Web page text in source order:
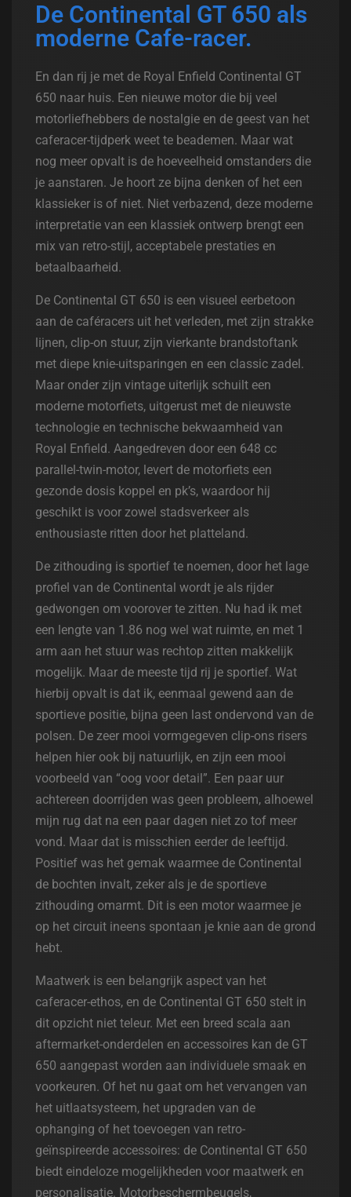
De Continental GT 650 als
moderne Cafe-racer.
En dan rij je met de Royal Enfield Continental GT
650 naar huis. Een nieuwe motor die bij veel
motorliefhebbers de nostalgie en de geest van het
caferacer-tijdperk weet te beademen. Maar wat
nog meer opvalt is de hoeveelheid omstanders die
je aanstaren. Je hoort ze bijna denken of het een
klassieker is of niet. Niet verbazend, deze moderne
interpretatie van een klassiek ontwerp brengt een
mix van retro-stijl, acceptabele prestaties en
betaalbaarheid.
De Continental GT 650 is een visueel eerbetoon
aan de caféracers uit het verleden, met zijn strakke
lijnen, clip-on stuur, zijn vierkante brandstoftank
met diepe knie-uitsparingen en een classic zadel.
Maar onder zijn vintage uiterlijk schuilt een
moderne motorfiets, uitgerust met de nieuwste
technologie en technische bekwaamheid van
Royal Enfield. Aangedreven door een 648 cc
parallel-twin-motor, levert de motorfiets een
gezonde dosis koppel en pk’s, waardoor hij
geschikt is voor zowel stadsverkeer als
enthousiaste ritten door het platteland.
De zithouding is sportief te noemen, door het lage
profiel van de Continental wordt je als rijder
gedwongen om voorover te zitten. Nu had ik met
een lengte van 1.86 nog wel wat ruimte, en met 1
arm aan het stuur was rechtop zitten makkelijk
mogelijk. Maar de meeste tijd rij je sportief. Wat
hierbij opvalt is dat ik, eenmaal gewend aan de
sportieve positie, bijna geen last ondervond van de
polsen. De zeer mooi vormgegeven clip-ons risers
helpen hier ook bij natuurlijk, en zijn een mooi
voorbeeld van “oog voor detail”. Een paar uur
achtereen doorrijden was geen probleem, alhoewel
mijn rug dat na een paar dagen niet zo tof meer
vond. Maar dat is misschien eerder de leeftijd.
Positief was het gemak waarmee de Continental
de bochten invalt, zeker als je de sportieve
zithouding omarmt. Dit is een motor waarmee je
op het circuit ineens spontaan je knie aan de grond
hebt.
Maatwerk is een belangrijk aspect van het
caferacer-ethos, en de Continental GT 650 stelt in
dit opzicht niet teleur. Met een breed scala aan
aftermarket-onderdelen en accessoires kan de GT
650 aangepast worden aan individuele smaak en
voorkeuren. Of het nu gaat om het vervangen van
het uitlaatsysteem, het upgraden van de
ophanging of het toevoegen van retro-
geïnspireerde accessoires: de Continental GT 650
biedt eindeloze mogelijkheden voor maatwerk en
personalisatie. Motorbeschermbeugels,